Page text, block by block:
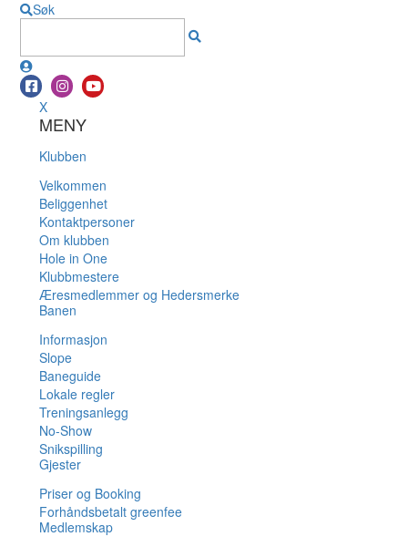
Søk
X
MENY
Klubben
Velkommen
Beliggenhet
Kontaktpersoner
Om klubben
Hole in One
Klubbmestere
Æresmedlemmer og Hedersmerke
Banen
Informasjon
Slope
Baneguide
Lokale regler
Treningsanlegg
No-Show
Snikspilling
Gjester
Priser og Booking
Forhåndsbetalt greenfee
Medlemskap